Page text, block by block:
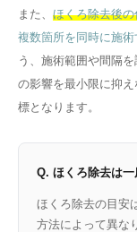
また、 ほくろ除去後
複数箇所を同時に施術
う、施術範囲や間隔
の影響を最小限に抑
標となります。
Q. ほくろ除去は
ほくろ除去の目安
方法によって異な